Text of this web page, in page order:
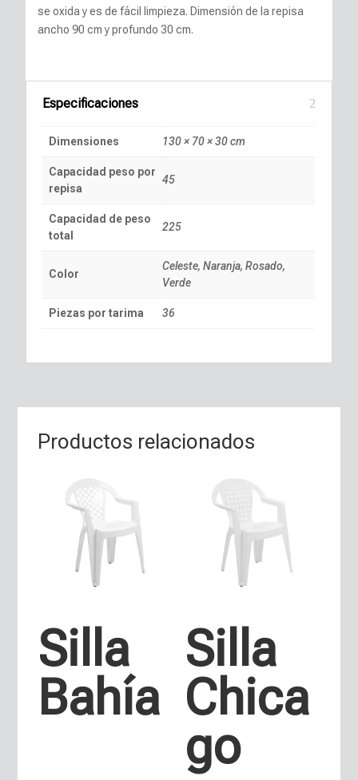
se oxida y es de fácil limpieza. Dimensión de la repisa
ancho 90 cm y profundo 30 cm.
Especificaciones
Dimensiones 130 × 70 × 30 cm
Capacidad peso por
repisa
45
Capacidad de peso
total
225
Color
Celeste, Naranja, Rosado,
Verde
Piezas por tarima 36
Productos relacionados
Silla
Bahía
Silla
Chica
go